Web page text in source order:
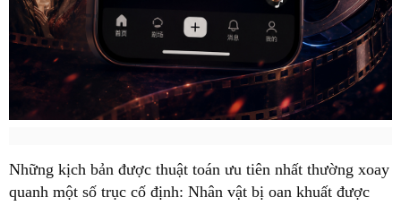
Những kịch bản được thuật toán ưu tiên nhất thường xoay
quanh một số trục cố định: Nhân vật bị oan khuất được